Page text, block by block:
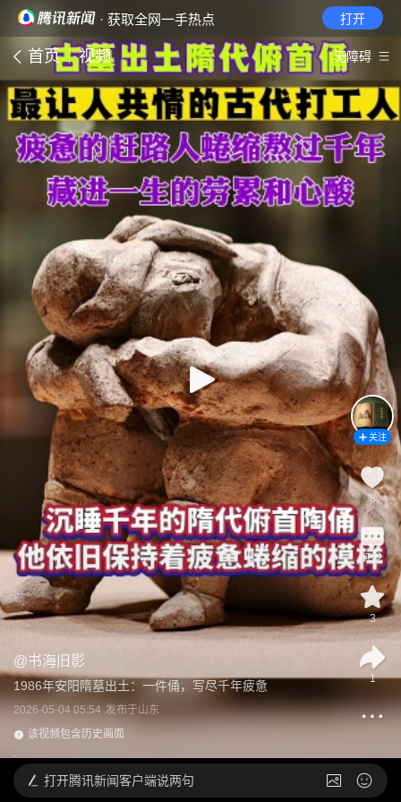
· 获取全网一手热点 打开
首页 视频 无障碍
@书海旧影
1986年安阳隋墓出土：一件俑，写尽千年疲惫
2026-05-04 05:54 发布于山东
该视频包含历史画面
关注
8
评论
3
1
打开腾讯新闻客户端说两句